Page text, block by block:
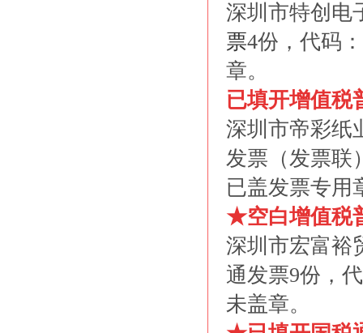
深圳市特创电
票4份，代码
章。
已填开增值税
深圳市帝彩纸
发票（发票联
已盖发票专用
★空白增值税
深圳市宏富裕
通发票9份，
未盖章。